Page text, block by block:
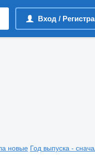
Вход /
новые Год выпуска -